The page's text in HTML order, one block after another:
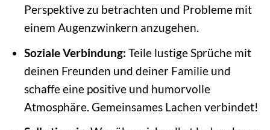
Perspektive zu betrachten und Probleme mit
einem Augenzwinkern anzugehen.
Soziale Verbindung: Teile lustige Sprüche mit
deinen Freunden und deiner Familie und
schaffe eine positive und humorvolle
Atmosphäre. Gemeinsames Lachen verbindet!